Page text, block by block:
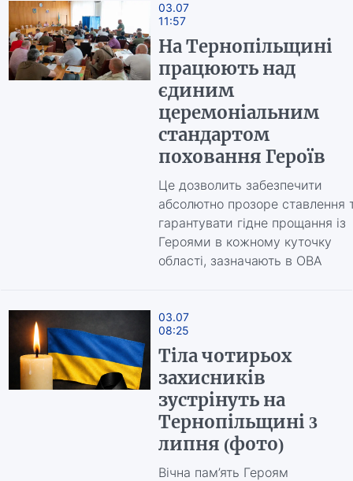
03.07
11:57
На Тернопільщині
працюють над
єдиним
церемоніальним
стандартом
поховання Героїв
Це дозволить забезпечити
абсолютно прозоре ставлення
гарантувати гідне прощання із
Героями в кожному куточку
області, зазначають в ОВА
03.07
08:25
Тіла чотирьох
захисників
зустрінуть на
Тернопільщині 3
липня (фото)
Вічна пам’ять Героям